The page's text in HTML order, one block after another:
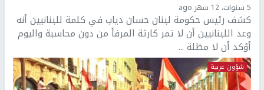
5 سنوات، 12 شهر ago
كشف رئيس حكومة لبنان حسان دياب في كلمة للبنانيين أنه
وعد اللبنانيين أن لا تمر كارثة المرفأ من دون محاسبة واليوم
أؤكد أن لا مظلة ...
شؤون عربية